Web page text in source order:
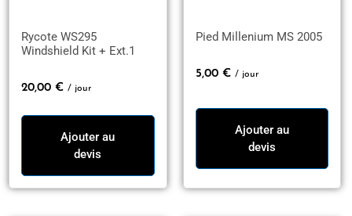
Rycote WS295
Windshield Kit + Ext.1
20,00 € / jour
Ajouter au
devis
Pied Millenium MS 2005
5,00 € / jour
Ajouter au
devis